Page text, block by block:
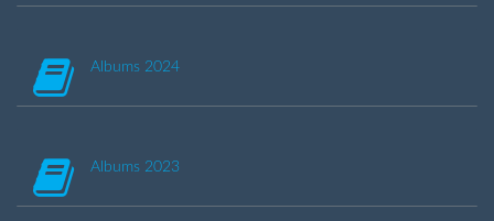
Albums 2024
Albums 2023